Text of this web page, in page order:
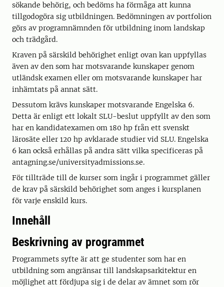
sökande behörig, och bedöms ha förmåga att kunna
tillgodogöra sig utbildningen. Bedömningen av portfolion
görs av programnämnden för utbildning inom landskap
och trädgård.
Kraven på särskild behörighet enligt ovan kan uppfyllas
även av den som har motsvarande kunskaper genom
utländsk examen eller om motsvarande kunskaper har
inhämtats på annat sätt.
Dessutom krävs kunskaper motsvarande Engelska 6.
Detta är enligt ett lokalt SLU-beslut uppfyllt av den som
har en kandidatexamen om 180 hp från ett svenskt
lärosäte eller 120 hp avklarade studier vid SLU. Engelska
6 kan också erhållas på andra sätt vilka specificeras på
antagning.se/universityadmissions.se.
För tillträde till de kurser som ingår i programmet gäller
de krav på särskild behörighet som anges i kursplanen
för varje enskild kurs.
Innehåll
Beskrivning av programmet
Programmets syfte är att ge studenter som har en
utbildning som angränsar till landskapsarkitektur en
möjlighet att fördjupa sig i de delar av ämnet som rör